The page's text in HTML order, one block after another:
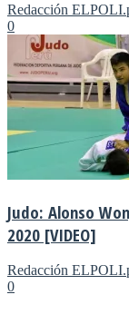
Redacción
0
Judo: Alonso
2020 [VIDEO]
Redacción
0